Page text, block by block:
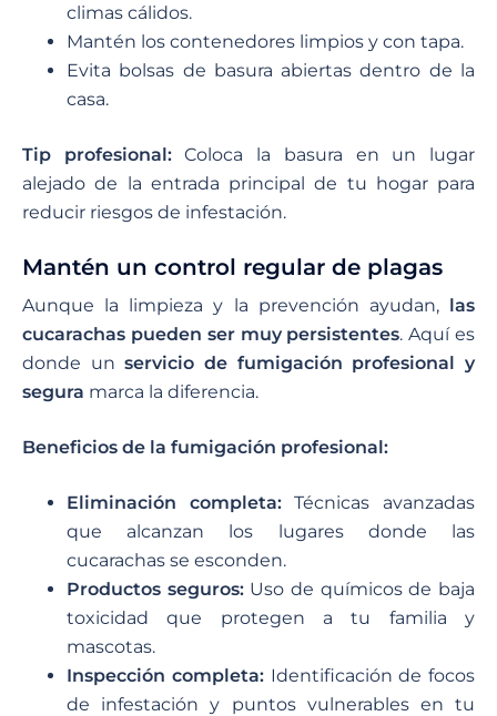
climas cálidos.
Mantén los contenedores limpios y con tapa.
Evita bolsas de basura abiertas dentro de la
casa.
Tip profesional:Coloca la basura en un lugar
alejado de la entrada principal de tu hogar para
reducir riesgos de infestación.
Mantén un control regular de plagas
Aunque la limpieza y la prevención ayudan, las
cucarachas pueden ser muy persistentes. Aquí es
donde unservicio de fumigación profesional y
segura marca la diferencia.
Beneficios de la fumigación profesional:
Eliminación completa:Técnicas avanzadas
que alcanzan los lugares donde las
cucarachas se esconden.
Productos seguros:Uso de químicos de baja
toxicidad que protegen a tu familia y
mascotas.
Inspección completa:Identificación de focos
de infestación y puntos vulnerables en tu